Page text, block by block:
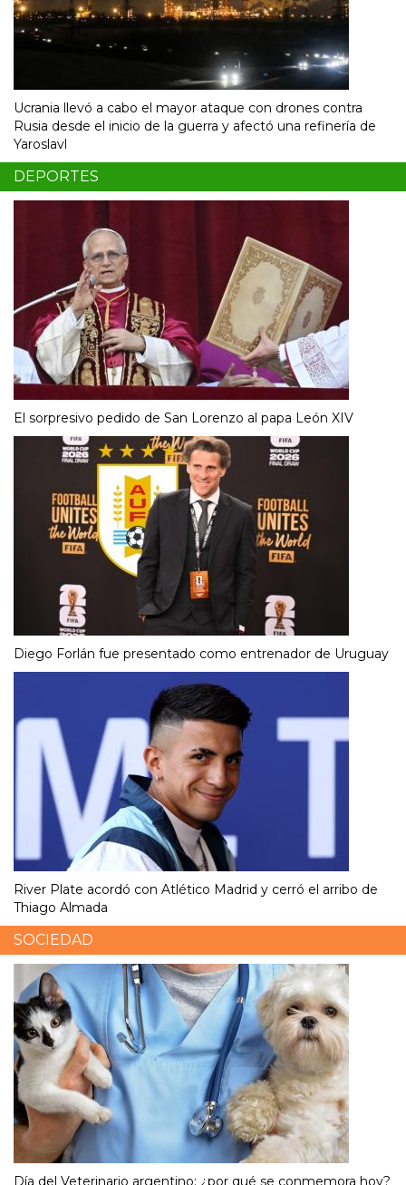
Ucrania llevó a cabo el mayor ataque con drones contra
Rusia desde el inicio de la guerra y afectó una refinería de
Yaroslavl
DEPORTES
El sorpresivo pedido de San Lorenzo al papa León XIV
Diego Forlán fue presentado como entrenador de Uruguay
River Plate acordó con Atlético Madrid y cerró el arribo de
Thiago Almada
SOCIEDAD
Día del Veterinario argentino: ¿por qué se conmemora hoy?